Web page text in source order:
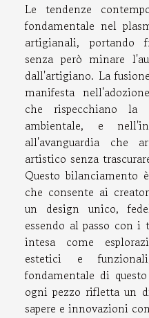
Le tendenze
fondamentale nel
artigianali, portando
senza però minare
dall'artigiano. La
manifesta
che rispecchiano la
ambientale, e
all'avanguardia che
artistico senza
Questo bilanciamento
che consente ai
un design unico,
essendo al passo con i
intesa come
estetici e
fondamentale di
ogni pezzo rifletta un
sapere e innovazioni